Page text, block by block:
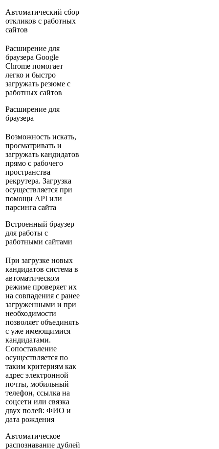
Автоматический сбор
откликов с работных
сайтов
Расширение для
браузера Google
Chrome помогает
легко и быстро
загружать резюме с
работных сайтов
Расширение для
браузера
Возможность искать,
просматривать и
загружать кандидатов
прямо с рабочего
пространства
рекрутера. Загрузка
осуществляется при
помощи API или
парсинга сайта
Встроенный браузер
для работы с
работными сайтами
При загрузке новых
кандидатов система в
автоматическом
режиме проверяет их
на совпадения с ранее
загруженными и при
необходимости
позволяет объединять
с уже имеющимися
кандидатами.
Сопоставление
осуществляется по
таким критериям как
адрес электронной
почты, мобильный
телефон, ссылка на
соцсети или связка
двух полей: ФИО и
дата рождения
Автоматическое
распознавание дублей